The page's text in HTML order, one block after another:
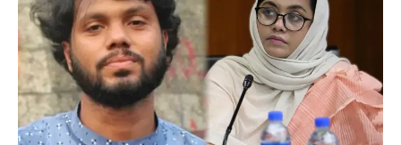
আশা
ছেড়ে
দিয়েছে
পুলিশ